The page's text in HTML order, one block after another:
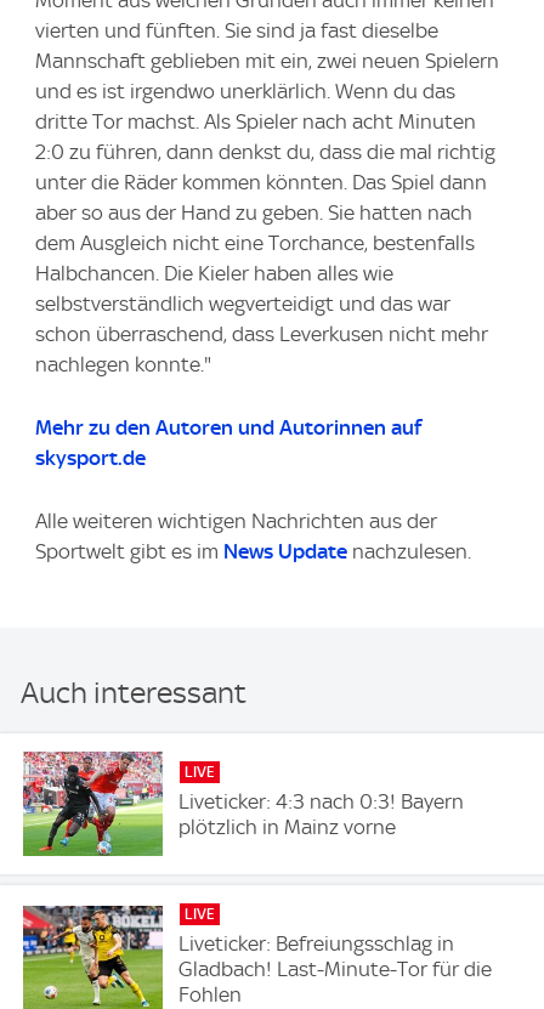
vierten und fünften. Sie sind ja fast dieselbe
Mannschaft geblieben mit ein, zwei neuen Spielern
und es ist irgendwo unerklärlich. Wenn du das
dritte Tor machst. Als Spieler nach acht Minuten
2:0 zu führen, dann denkst du, dass die mal richtig
unter die Räder kommen könnten. Das Spiel dann
aber so aus der Hand zu geben. Sie hatten nach
dem Ausgleich nicht eine Torchance, bestenfalls
Halbchancen. Die Kieler haben alles wie
selbstverständlich wegverteidigt und das war
schon überraschend, dass Leverkusen nicht mehr
nachlegen konnte."
Mehr zu den Autoren und Autorinnen auf
skysport.de
Alle weiteren wichtigen Nachrichten aus der
Sportwelt gibt es im News Update nachzulesen.
Auch interessant
LIVE
Liveticker: 4:3 nach 0:3! Bayern
plötzlich in Mainz vorne
LIVE
Liveticker: Befreiungsschlag in
Gladbach! Last-Minute-Tor für die
Fohlen